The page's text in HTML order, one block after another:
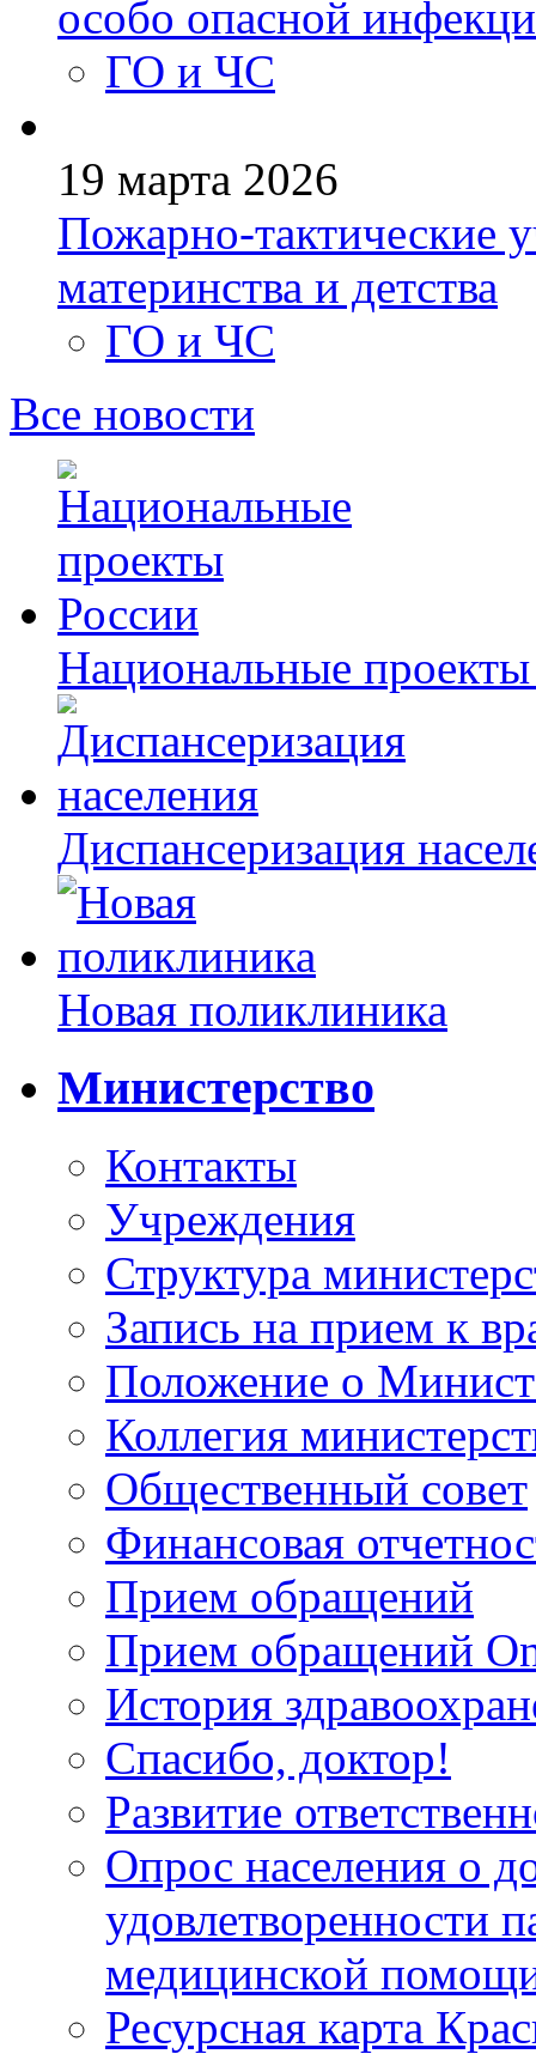
особо опасной
ГО и ЧС
19 марта 2026
Пожарно-тактические
материнства и детства
ГО и ЧС
Все новости
Национальные
Диспансеризация
Новая поликлиника
Министерство
Контакты
Учреждения
Структура
Запись на прием к
Положение о
Коллегия
Общественный совет
Финансовая
Прием обращений
Прием обращений
История
Спасибо, доктор!
Развитие
Опрос населения о
удовлетворенности
медицинской
Ресурсная карта